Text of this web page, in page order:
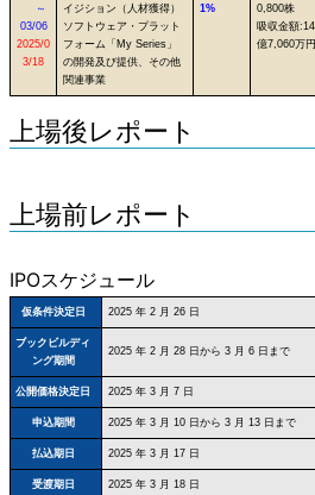
～
03/06
2025/0
3/18
イジション（人材獲得）
ソフトウェア・プラット
フォーム「My Series」
の開発及び提供、その他
関連事業
1%
0,800株
吸収金額:14
億7,060万円
上場後レポート
上場前レポート
IPOスケジュール
仮条件決定日 2025 年 2 月 26 日
ブックビルディ
ング期間
2025 年 2 月 28 日から 3 月 6 日まで
公開価格決定日 2025 年 3 月 7 日
申込期間 2025 年 3 月 10 日から 3 月 13 日まで
払込期日 2025 年 3 月 17 日
受渡期日 2025 年 3 月 18 日